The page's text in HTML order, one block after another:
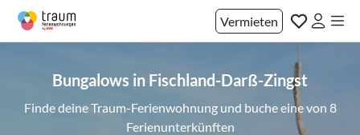
Vermieten
Bungalows in Fischland-Darß-Zingst
Finde deine Traum-Ferienwohnung und buche eine von 8
Ferienunterkünften